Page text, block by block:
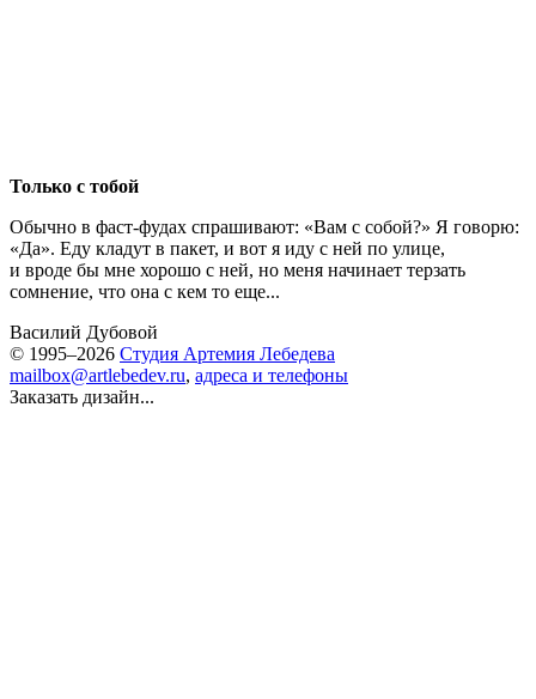
Только с тобой
Обычно в фаст-фудах спрашивают: «Вам с собой?» Я говорю:
«Да». Еду кладут в пакет, и вот я иду с ней по улице,
и вроде бы мне хорошо с ней, но меня начинает терзать
сомнение, что она с кем то еще...
Василий Дубовой
© 1995–2026 Студия Артемия Лебедева
mailbox@artlebedev.ru, адреса и телефоны
Заказать дизайн...